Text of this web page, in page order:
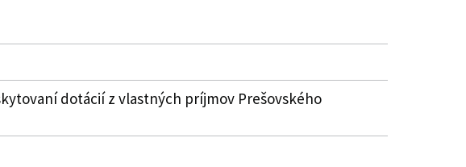
dotácií z vlastných príjmov Prešovského